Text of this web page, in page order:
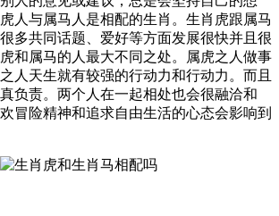
人与属马人是相配的生肖。生肖虎跟属马
多共同话题、爱好等方面发展很快并且很
和属马的人最大不同之处。属虎之人做事
人天生就有较强的行动力和行动力。而且
负责。两个人在一起相处也会很融洽和
冒险精神和追求自由生活的心态会影响到